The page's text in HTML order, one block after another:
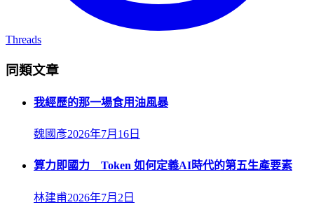
Threads
同類文章
我經歷的那一場食用油風暴
魏國彥2026年7月16日
算力即國力 Token 如何定義AI時代的第五生產要素
林建甫2026年7月2日